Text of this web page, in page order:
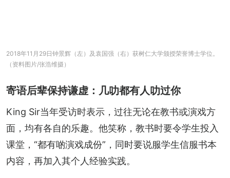
2018年11月29日钟景辉（左）及袁国强（右）获树仁大学颁授荣誉博士学位。
（资料图片/张浩维摄）
寄语后辈保持谦虚：几叻都有人叻过你
King Sir当年受访时表示，过往无论在教书或演戏方
面，均有各自的乐趣。他笑称，教书时要令学生投入
课堂，“都有啲演戏成份”，同时要说服学生信服书本
内容，再加入其个人经验实践。